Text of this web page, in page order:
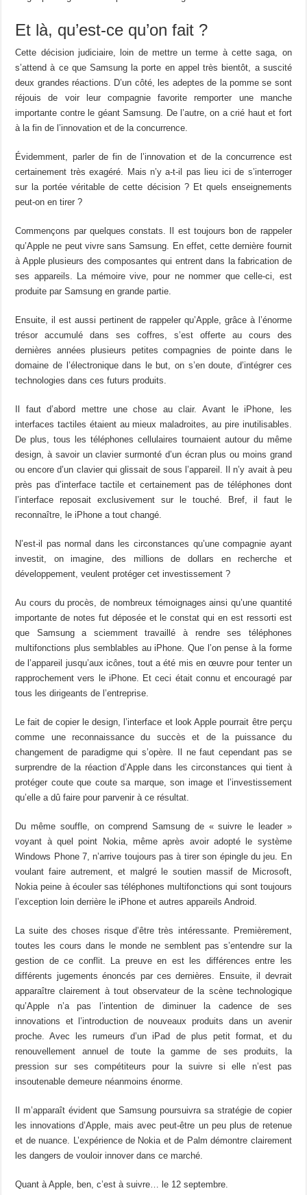
Et là, qu’est-ce qu’on fait ?
Cette décision judiciaire, loin de mettre un terme à cette saga, on
s’attend à ce que Samsung la porte en appel très bientôt, a suscité
deux grandes réactions. D’un côté, les adeptes de la pomme se sont
réjouis de voir leur compagnie favorite remporter une manche
importante contre le géant Samsung. De l’autre, on a crié haut et fort
à la fin de l’innovation et de la concurrence.
Évidemment, parler de fin de l’innovation et de la concurrence est
certainement très exagéré. Mais n’y a-t-il pas lieu ici de s’interroger
sur la portée véritable de cette décision ? Et quels enseignements
peut-on en tirer ?
Commençons par quelques constats. Il est toujours bon de rappeler
qu’Apple ne peut vivre sans Samsung. En effet, cette dernière fournit
à Apple plusieurs des composantes qui entrent dans la fabrication de
ses appareils. La mémoire vive, pour ne nommer que celle-ci, est
produite par Samsung en grande partie.
Ensuite, il est aussi pertinent de rappeler qu’Apple, grâce à l’énorme
trésor accumulé dans ses coffres, s’est offerte au cours des
dernières années plusieurs petites compagnies de pointe dans le
domaine de l’électronique dans le but, on s’en doute, d’intégrer ces
technologies dans ces futurs produits.
Il faut d’abord mettre une chose au clair. Avant le iPhone, les
interfaces tactiles étaient au mieux maladroites, au pire inutilisables.
De plus, tous les téléphones cellulaires tournaient autour du même
design, à savoir un clavier surmonté d’un écran plus ou moins grand
ou encore d’un clavier qui glissait de sous l’appareil. Il n’y avait à peu
près pas d’interface tactile et certainement pas de téléphones dont
l’interface reposait exclusivement sur le touché. Bref, il faut le
reconnaître, le iPhone a tout changé.
N’est-il pas normal dans les circonstances qu’une compagnie ayant
investit, on imagine, des millions de dollars en recherche et
développement, veulent protéger cet investissement ?
Au cours du procès, de nombreux témoignages ainsi qu’une quantité
importante de notes fut déposée et le constat qui en est ressorti est
que Samsung a sciemment travaillé à rendre ses téléphones
multifonctions plus semblables au iPhone. Que l’on pense à la forme
de l’appareil jusqu’aux icônes, tout a été mis en œuvre pour tenter un
rapprochement vers le iPhone. Et ceci était connu et encouragé par
tous les dirigeants de l’entreprise.
Le fait de copier le design, l’interface et look Apple pourrait être perçu
comme une reconnaissance du succès et de la puissance du
changement de paradigme qui s’opère. Il ne faut cependant pas se
surprendre de la réaction d’Apple dans les circonstances qui tient à
protéger coute que coute sa marque, son image et l’investissement
qu’elle a dû faire pour parvenir à ce résultat.
Du même souffle, on comprend Samsung de « suivre le leader »
voyant à quel point Nokia, même après avoir adopté le système
Windows Phone 7, n’arrive toujours pas à tirer son épingle du jeu. En
voulant faire autrement, et malgré le soutien massif de Microsoft,
Nokia peine à écouler sas téléphones multifonctions qui sont toujours
l’exception loin derrière le iPhone et autres appareils Android.
La suite des choses risque d’être très intéressante. Premièrement,
toutes les cours dans le monde ne semblent pas s’entendre sur la
gestion de ce conflit. La preuve en est les différences entre les
différents jugements énoncés par ces dernières. Ensuite, il devrait
apparaître clairement à tout observateur de la scène technologique
qu’Apple n’a pas l’intention de diminuer la cadence de ses
innovations et l’introduction de nouveaux produits dans un avenir
proche. Avec les rumeurs d’un iPad de plus petit format, et du
renouvellement annuel de toute la gamme de ses produits, la
pression sur ses compétiteurs pour la suivre si elle n’est pas
insoutenable demeure néanmoins énorme.
Il m’apparaît évident que Samsung poursuivra sa stratégie de copier
les innovations d’Apple, mais avec peut-être un peu plus de retenue
et de nuance. L’expérience de Nokia et de Palm démontre clairement
les dangers de vouloir innover dans ce marché.
Quant à Apple, ben, c’est à suivre… le 12 septembre.